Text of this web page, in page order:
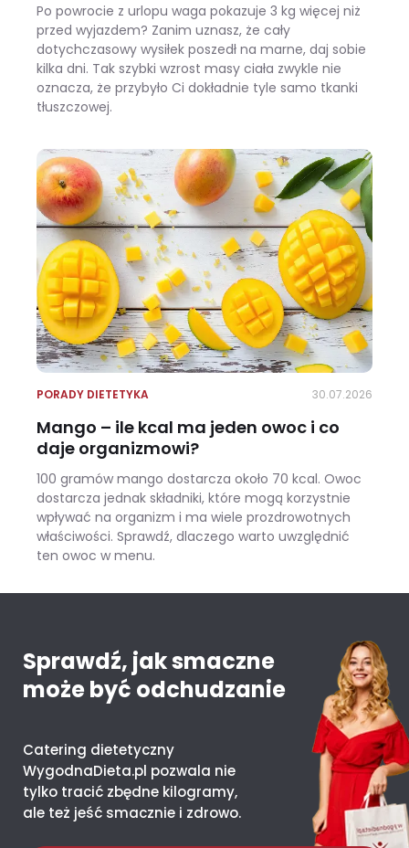
Po powrocie z urlopu waga pokazuje 3 kg więcej niż
przed wyjazdem? Zanim uznasz, że cały
dotychczasowy wysiłek poszedł na marne, daj sobie
kilka dni. Tak szybki wzrost masy ciała zwykle nie
oznacza, że przybyło Ci dokładnie tyle samo tkanki
tłuszczowej.
PORADY DIETETYKA 30.07.2026
Mango – ile kcal ma jeden owoc i co
daje organizmowi?
100 gramów mango dostarcza około 70 kcal. Owoc
dostarcza jednak składniki, które mogą korzystnie
wpływać na organizm i ma wiele prozdrowotnych
właściwości. Sprawdź, dlaczego warto uwzględnić
ten owoc w menu.
Sprawdź, jak smaczne
może być odchudzanie
Catering dietetyczny
WygodnaDieta.pl pozwala nie
tylko tracić zbędne kilogramy,
ale też jeść smacznie i zdrowo.